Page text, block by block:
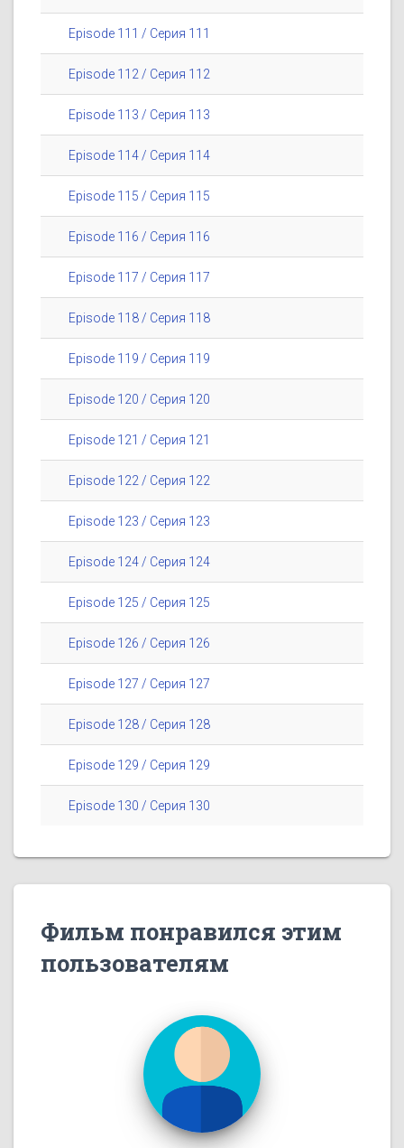
Episode 111 / Серия 111
Episode 112 / Серия 112
Episode 113 / Серия 113
Episode 114 / Серия 114
Episode 115 / Серия 115
Episode 116 / Серия 116
Episode 117 / Серия 117
Episode 118 / Серия 118
Episode 119 / Серия 119
Episode 120 / Серия 120
Episode 121 / Серия 121
Episode 122 / Серия 122
Episode 123 / Серия 123
Episode 124 / Серия 124
Episode 125 / Серия 125
Episode 126 / Серия 126
Episode 127 / Серия 127
Episode 128 / Серия 128
Episode 129 / Серия 129
Episode 130 / Серия 130
Фильм понравился этим
пользователям